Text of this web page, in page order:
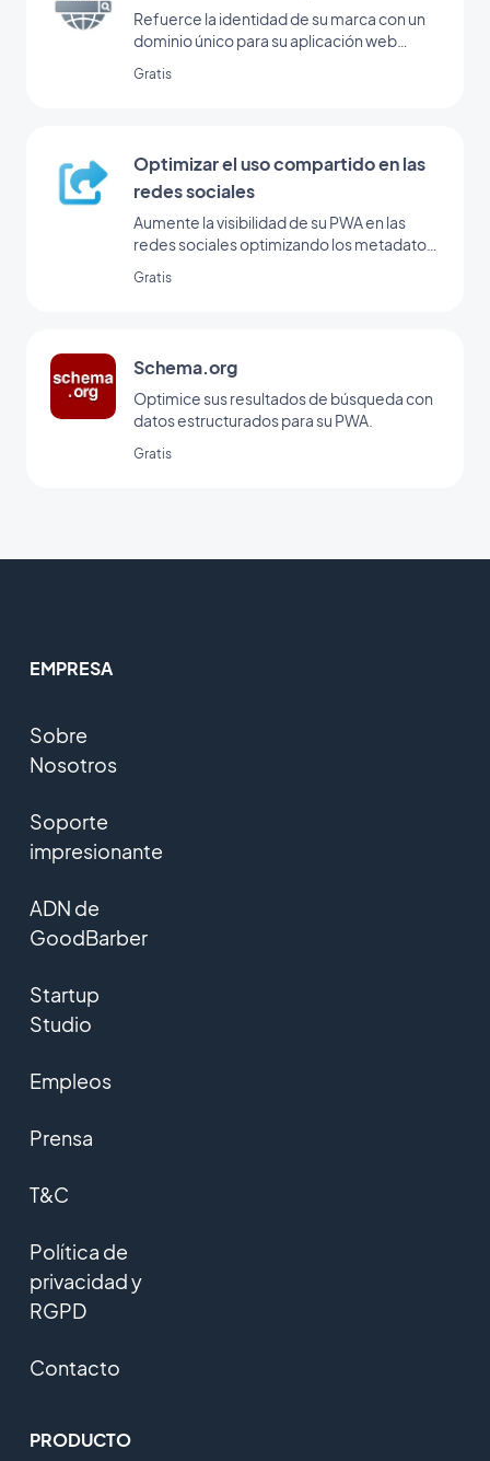
Refuerce la identidad de su marca con un
dominio único para su aplicación web
Gratis
Optimizar el uso compartido en las
redes sociales
Aumente la visibilidad de su PWA en las
redes sociales optimizando los metadatos
Gratis
Schema.org
Optimice sus resultados de búsqueda con
datos estructurados para su PWA.
Gratis
EMPRESA
Sobre
Nosotros
Soporte
impresionante
ADN de
GoodBarber
Startup
Studio
Empleos
Prensa
T&C
Política de
privacidad y
RGPD
Contacto
PRODUCTO